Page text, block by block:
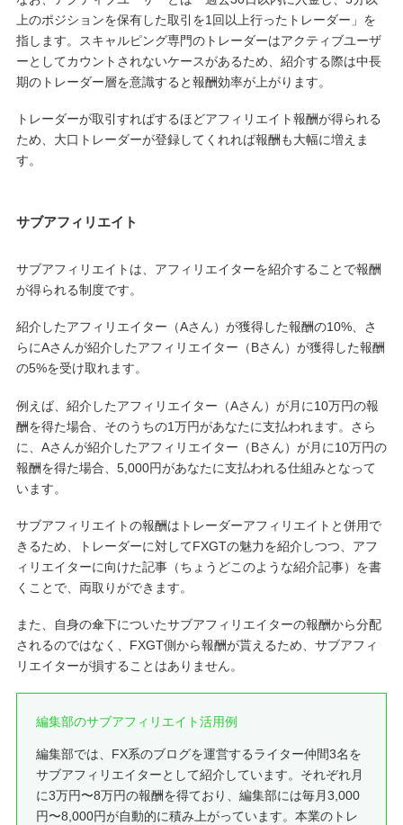
上のポジションを保有した取引を1回以上行ったトレーダー」を
指します。スキャルピング専門のトレーダーはアクティブユーザ
ーとしてカウントされないケースがあるため、紹介する際は中長
期のトレーダー層を意識すると報酬効率が上がります。
トレーダーが取引すればするほどアフィリエイト報酬が得られる
ため、大口トレーダーが登録してくれれば報酬も大幅に増えま
す。
サブアフィリエイト
サブアフィリエイトは、アフィリエイターを紹介することで報酬
が得られる制度です。
紹介したアフィリエイター（Aさん）が獲得した報酬の10%、さ
らにAさんが紹介したアフィリエイター（Bさん）が獲得した報酬
の5%を受け取れます。
例えば、紹介したアフィリエイター（Aさん）が月に10万円の報
酬を得た場合、そのうちの1万円があなたに支払われます。さら
に、Aさんが紹介したアフィリエイター（Bさん）が月に10万円の
報酬を得た場合、5,000円があなたに支払われる仕組みとなって
います。
サブアフィリエイトの報酬はトレーダーアフィリエイトと併用で
きるため、トレーダーに対してFXGTの魅力を紹介しつつ、アフ
ィリエイターに向けた記事（ちょうどこのような紹介記事）を書
くことで、両取りができます。
また、自身の傘下についたサブアフィリエイターの報酬から分配
されるのではなく、FXGT側から報酬が貰えるため、サブアフィ
リエイターが損することはありません。
編集部のサブアフィリエイト活用例
編集部では、FX系のブログを運営するライター仲間3名を
サブアフィリエイターとして紹介しています。それぞれ月
に3万円〜8万円の報酬を得ており、編集部には毎月3,000
円〜8,000円が自動的に積み上がっています。本業のトレ